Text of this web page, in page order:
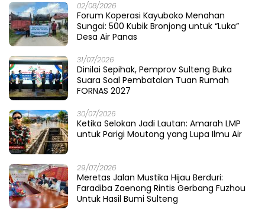
02/08/2026
Forum Koperasi Kayuboko Menahan
Sungai: 500 Kubik Bronjong untuk “Luka”
Desa Air Panas
31/07/2026
Dinilai Sepihak, Pemprov Sulteng Buka
Suara Soal Pembatalan Tuan Rumah
FORNAS 2027
30/07/2026
Ketika Selokan Jadi Lautan: Amarah LMP
untuk Parigi Moutong yang Lupa Ilmu Air
29/07/2026
Meretas Jalan Mustika Hijau Berduri:
Faradiba Zaenong Rintis Gerbang Fuzhou
Untuk Hasil Bumi Sulteng